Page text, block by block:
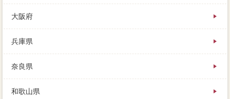
大阪府
兵庫県
奈良県
和歌山県